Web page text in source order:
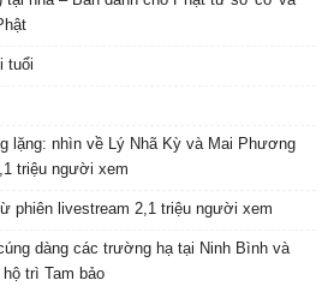
tuổi
lặng: nhìn về Lý Nhã Kỳ và Mai Phương
triệu người xem
phiên livestream 2,1 triệu người xem
dàng các trường hạ tại Ninh Bình và
trì Tam bảo